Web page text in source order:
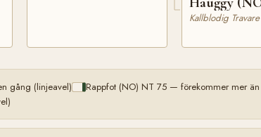
Kallblodig Travare
gång (linjeavel)
Rappfot (NO) NT 75 — förekommer mer